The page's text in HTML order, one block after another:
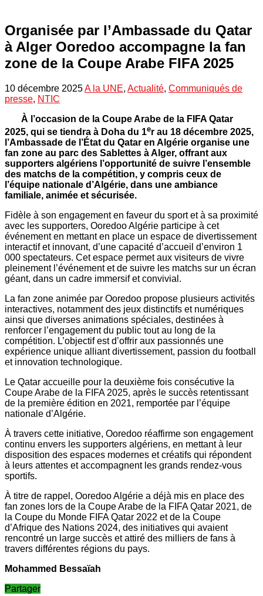
Organisée par l’Ambassade du Qatar
à Alger Ooredoo accompagne la fan
zone de la Coupe Arabe FIFA 2025
10 décembre 2025A la UNE, Actualité, Communiqués de
presse, NTIC
À l’occasion de la Coupe Arabe de la FIFA Qatar
2025, qui se tiendra à Doha du 1er au 18 décembre 2025,
l’Ambassade de l’État du Qatar en Algérie organise une
fan zone au parc des Sablettes à Alger, offrant aux
supporters algériens l’opportunité de suivre l’ensemble
des matchs de la compétition, y compris ceux de
l’équipe nationale d’Algérie, dans une ambiance
familiale, animée et sécurisée.
Fidèle à son engagement en faveur du sport et à sa proximité
avec les supporters, Ooredoo Algérie participe à cet
événement en mettant en place un espace de divertissement
interactif et innovant, d’une capacité d’accueil d’environ 1
000 spectateurs. Cet espace permet aux visiteurs de vivre
pleinement l’événement et de suivre les matchs sur un écran
géant, dans un cadre immersif et convivial.
La fan zone animée par Ooredoo propose plusieurs activités
interactives, notamment des jeux distinctifs et numériques
ainsi que diverses animations spéciales, destinées à
renforcer l’engagement du public tout au long de la
compétition. L’objectif est d’offrir aux passionnés une
expérience unique alliant divertissement, passion du football
et innovation technologique.
Le Qatar accueille pour la deuxième fois consécutive la
Coupe Arabe de la FIFA 2025, après le succès retentissant
de la première édition en 2021, remportée par l’équipe
nationale d’Algérie.
À travers cette initiative, Ooredoo réaffirme son engagement
continu envers les supporters algériens, en mettant à leur
disposition des espaces modernes et créatifs qui répondent
à leurs attentes et accompagnent les grands rendez-vous
sportifs.
À titre de rappel, Ooredoo Algérie a déjà mis en place des
fan zones lors de la Coupe Arabe de la FIFA Qatar 2021, de
la Coupe du Monde FIFA Qatar 2022 et de la Coupe
d’Afrique des Nations 2024, des initiatives qui avaient
rencontré un large succès et attiré des milliers de fans à
travers différentes régions du pays.
Mohammed Bessaïah
Partager